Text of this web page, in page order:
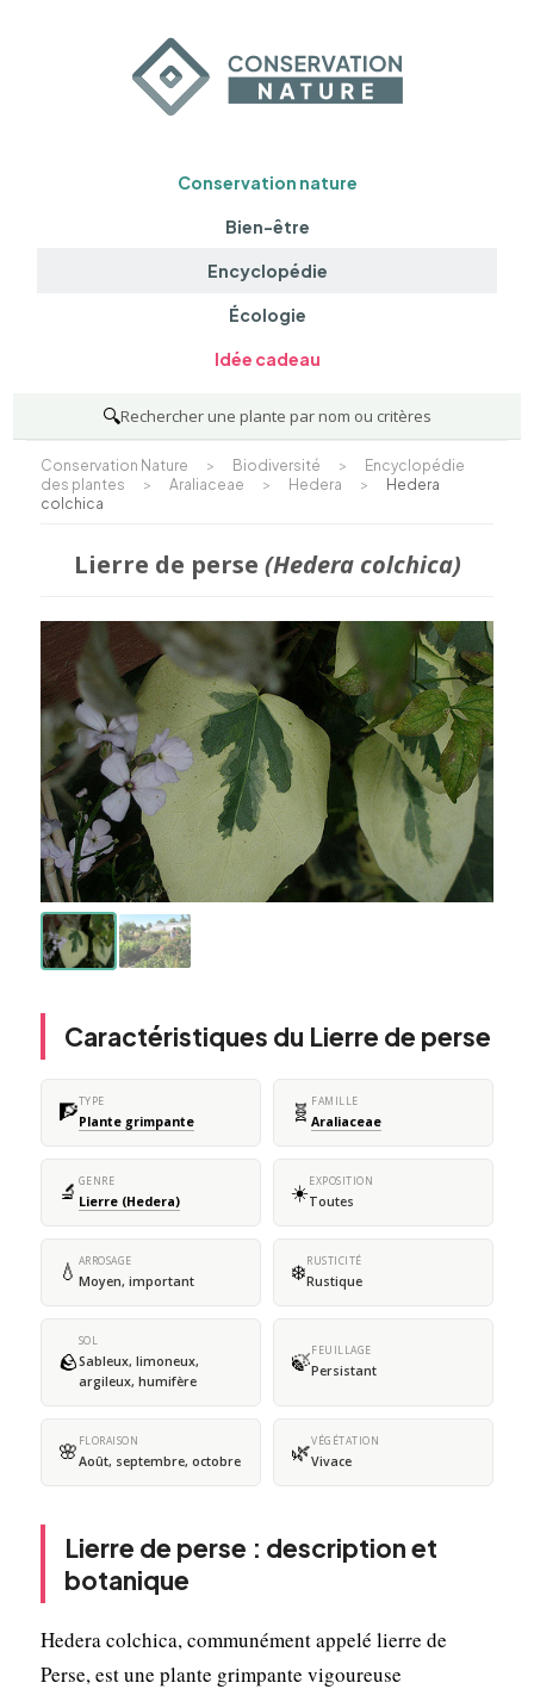
Conservation nature
Bien-être
Encyclopédie
Écologie
Idée cadeau
🔍Rechercher une plante par nom ou critères
Conservation Nature > Biodiversité >
Encyclopédie
des plantes
> Araliaceae > Hedera >
Hedera
colchica
Lierre de perse (Hedera colchica)
Caractéristiques du Lierre de perse
🧗TYPE
Plante grimpante 🧬 FAMILLE
Araliaceae
🔬 GENRE
Lierre (Hedera) ☀️EXPOSITION
Toutes
💧 ARROSAGE
Moyen, important ❄️RUSTICITÉ
Rustique
🪨
SOL
Sableux, limoneux,
argileux, humifère
🍃FEUILLAGE
Persistant
🌸 FLORAISON
Août, septembre, octobre 🌿VÉGÉTATION
Vivace
Lierre de perse : description et
botanique
Hedera colchica, communément appelé lierre de
Perse, est une plante grimpante vigoureuse